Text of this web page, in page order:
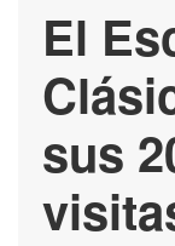
El
sus